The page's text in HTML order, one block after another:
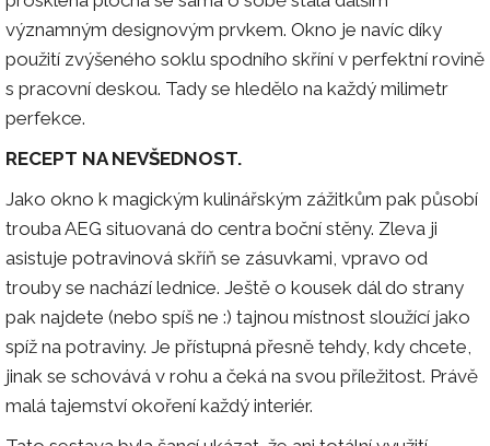
významným designovým prvkem. Okno je navíc díky
použití zvýšeného soklu spodního skříní v perfektní rovině
s pracovní deskou. Tady se hledělo na každý milimetr
perfekce.
RECEPT NA NEVŠEDNOST.
Jako okno k magickým kulinářským zážitkům pak působí
trouba AEG situovaná do centra boční stěny. Zleva ji
asistuje potravinová skříň se zásuvkami, vpravo od
trouby se nachází lednice. Ještě o kousek dál do strany
pak najdete (nebo spíš ne :) tajnou místnost sloužící jako
spíž na potraviny. Je přístupná přesně tehdy, kdy chcete,
jinak se schovává v rohu a čeká na svou příležitost. Právě
malá tajemství okoření každý interiér.